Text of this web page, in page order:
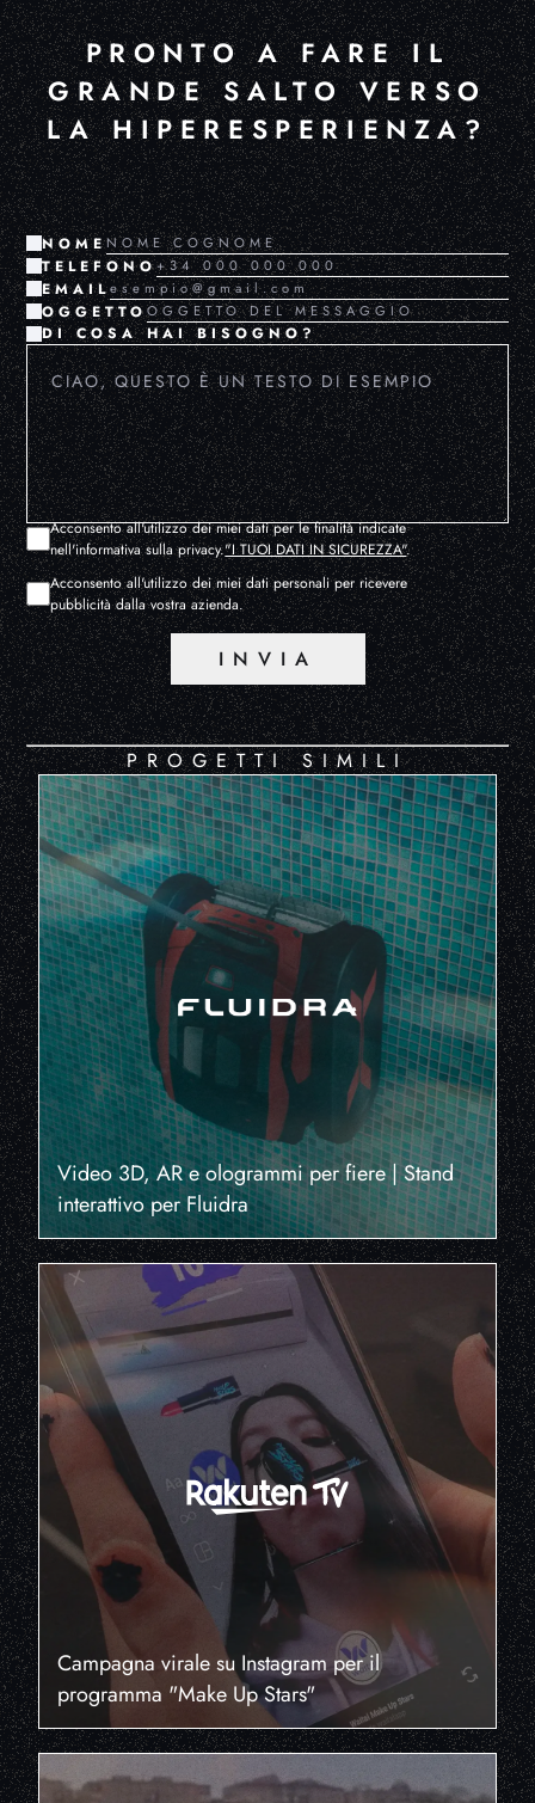
PRONTO A FARE IL
GRANDE SALTO VERSO
LA HIPERESPERIENZA?
NOME
TELEFONO
EMAIL
OGGETTO
DI COSA HAI BISOGNO?
Acconsento all'utilizzo dei miei dati per le finalità indicate
nell'informativa sulla privacy."I TUOI DATI IN SICUREZZA".
Acconsento all'utilizzo dei miei dati personali per ricevere
pubblicità dalla vostra azienda.
INVIA
PROGETTI SIMILI
Video 3D, AR e ologrammi per fiere | Stand
interattivo per Fluidra
Campagna virale su Instagram per il
programma "Make Up Stars"